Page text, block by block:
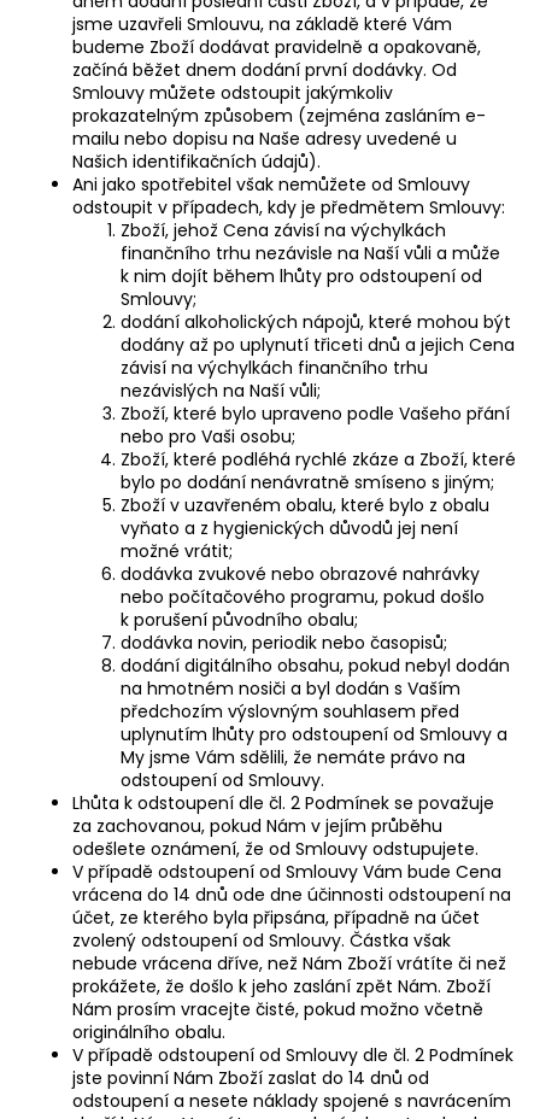
jsme uzavřeli Smlouvu, na základě které Vám
budeme Zboží dodávat pravidelně a opakovaně,
začíná běžet dnem dodání první dodávky. Od
Smlouvy můžete odstoupit jakýmkoliv
prokazatelným způsobem (zejména zasláním e-
mailu nebo dopisu na Naše adresy uvedené u
Našich identifikačních údajů).
Ani jako spotřebitel však nemůžete od Smlouvy
odstoupit v případech, kdy je předmětem Smlouvy:
Zboží, jehož Cena závisí na výchylkách
finančního trhu nezávisle na Naší vůli a může
k nim dojít během lhůty pro odstoupení od
Smlouvy;
dodání alkoholických nápojů, které mohou být
dodány až po uplynutí třiceti dnů a jejich Cena
závisí na výchylkách finančního trhu
nezávislých na Naší vůli;
Zboží, které bylo upraveno podle Vašeho přání
nebo pro Vaši osobu;
Zboží, které podléhá rychlé zkáze a Zboží, které
bylo po dodání nenávratně smíseno s jiným;
Zboží v uzavřeném obalu, které bylo z obalu
vyňato a z hygienických důvodů jej není
možné vrátit;
dodávka zvukové nebo obrazové nahrávky
nebo počítačového programu, pokud došlo
k porušení původního obalu;
dodávka novin, periodik nebo časopisů;
dodání digitálního obsahu, pokud nebyl dodán
na hmotném nosiči a byl dodán s Vaším
předchozím výslovným souhlasem před
uplynutím lhůty pro odstoupení od Smlouvy a
My jsme Vám sdělili, že nemáte právo na
odstoupení od Smlouvy.
Lhůta k odstoupení dle čl. 2 Podmínek se považuje
za zachovanou, pokud Nám v jejím průběhu
odešlete oznámení, že od Smlouvy odstupujete.
V případě odstoupení od Smlouvy Vám bude Cena
vrácena do 14 dnů ode dne účinnosti odstoupení na
účet, ze kterého byla připsána, případně na účet
zvolený odstoupení od Smlouvy. Částka však
nebude vrácena dříve, než Nám Zboží vrátíte či než
prokážete, že došlo k jeho zaslání zpět Nám. Zboží
Nám prosím vracejte čisté, pokud možno včetně
originálního obalu.
V případě odstoupení od Smlouvy dle čl. 2 Podmínek
jste povinní Nám Zboží zaslat do 14 dnů od
odstoupení a nesete náklady spojené s navrácením